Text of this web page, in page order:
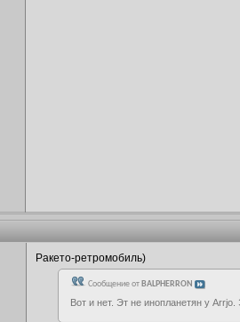
Ракето-ретромобиль)
Сообщение от BALPHERRON
Вот и нет. Эт не инопланетян у